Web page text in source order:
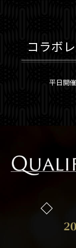
コラボ
平日開